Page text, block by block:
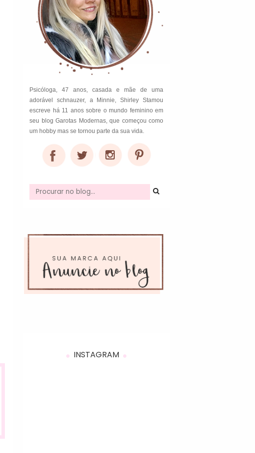
Psicóloga, 47 anos, casada e mãe de uma
adorável schnauzer, a Minnie, Shirley Stamou
escreve há 11 anos sobre o mundo feminino em
seu blog Garotas Modernas, que começou como
um hobby mas se tornou parte da sua vida.
INSTAGRAM